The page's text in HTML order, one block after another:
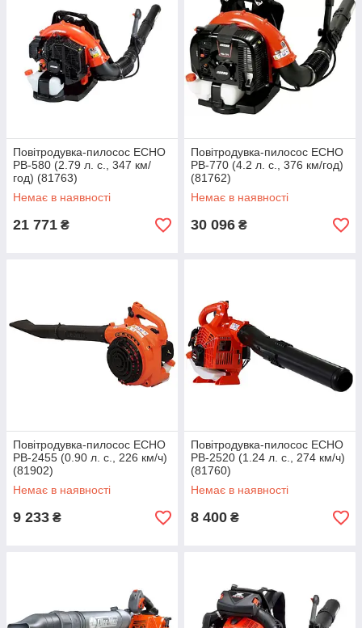
Повітродувка-пилосос ECHO
PB-580 (2.79 л. с., 347 км/
год) (81763)
Немає в наявності
21 771 ₴
Повітродувка-пилосос ECHO
PB-770 (4.2 л. с., 376 км/год)
(81762)
Немає в наявності
30 096 ₴
Повітродувка-пилосос ECHO
PB-2455 (0.90 л. с., 226 км/ч)
(81902)
Немає в наявності
9 233 ₴
Повітродувка-пилосос ECHO
PB-2520 (1.24 л. с., 274 км/ч)
(81760)
Немає в наявності
8 400 ₴